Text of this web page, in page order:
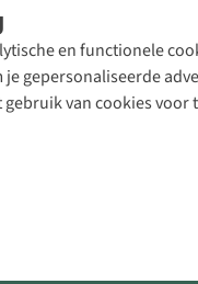
en functionele
gepersonaliseerde
van cookies